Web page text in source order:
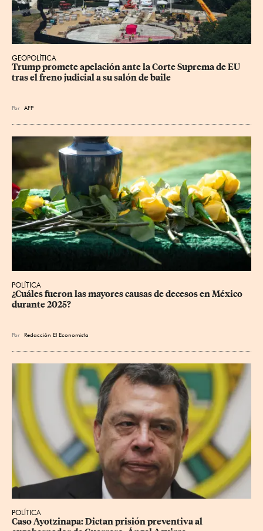
GEOPOLÍTICA
Trump promete apelación ante la Corte Suprema de EU
tras el freno judicial a su salón de baile
Por AFP
POLÍTICA
¿Cuáles fueron las mayores causas de decesos en México
durante 2025?
Por Redacción El Economista
POLÍTICA
Caso Ayotzinapa: Dictan prisión preventiva al